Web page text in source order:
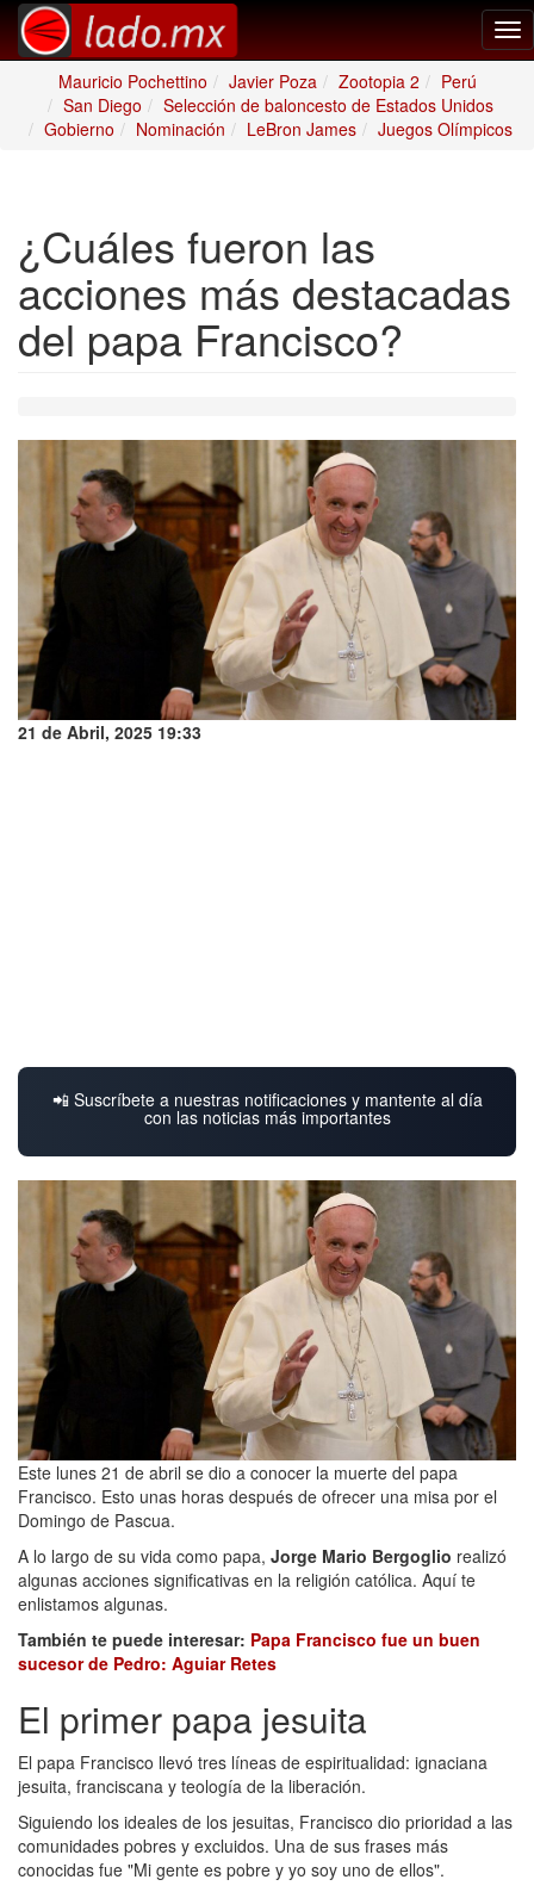
Mauricio Pochettino
Javier Poza Zootopia 2
Perú
San Diego
Selección de baloncesto de Estados Unidos
Gobierno
Nominación LeBron James Juegos Olímpicos
¿Cuáles fueron las
acciones más destacadas
del papa Francisco?
21 de Abril, 2025 19:33
📲 Suscríbete a nuestras notificaciones y mantente al día
con las noticias más importantes
Este lunes 21 de abril se dio a conocer la muerte del papa
Francisco. Esto unas horas después de ofrecer una misa por el
Domingo de Pascua.
A lo largo de su vida como papa, Jorge Mario Bergoglio realizó
algunas acciones significativas en la religión católica. Aquí te
enlistamos algunas.
También te puede interesar: Papa Francisco fue un buen
sucesor de Pedro: Aguiar Retes
El primer papa jesuita
El papa Francisco llevó tres líneas de espiritualidad: ignaciana
jesuita, franciscana y teología de la liberación.
Siguiendo los ideales de los jesuitas, Francisco dio prioridad a las
comunidades pobres y excluidos. Una de sus frases más
conocidas fue "Mi gente es pobre y yo soy uno de ellos".